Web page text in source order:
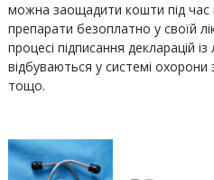
можна заощадити кошти під час
препарати безоплатно у своїй
процесі підписання декларацій із
відбуваються у системі
тощо.